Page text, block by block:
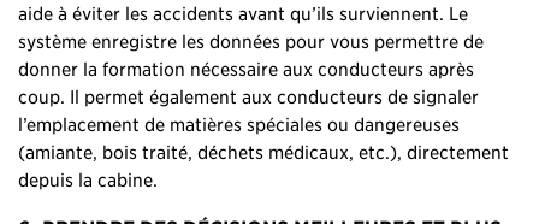
aide à éviter les accidents avant qu’ils surviennent. Le
système enregistre les données pour vous permettre de
donner la formation nécessaire aux conducteurs après
coup. Il permet également aux conducteurs de signaler
l’emplacement de matières spéciales ou dangereuses
(amiante, bois traité, déchets médicaux, etc.), directement
depuis la cabine.